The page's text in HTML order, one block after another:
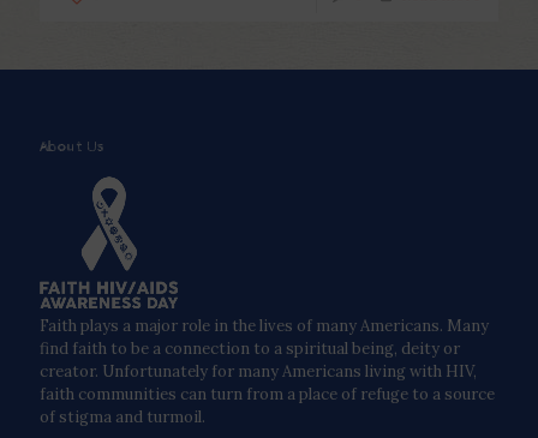
About Us
Faith plays a major role in the lives of many Americans. Many
find faith to be a connection to a spiritual being, deity or
creator. Unfortunately for many Americans living with HIV,
faith communities can turn from a place of refuge to a source
of stigma and turmoil.